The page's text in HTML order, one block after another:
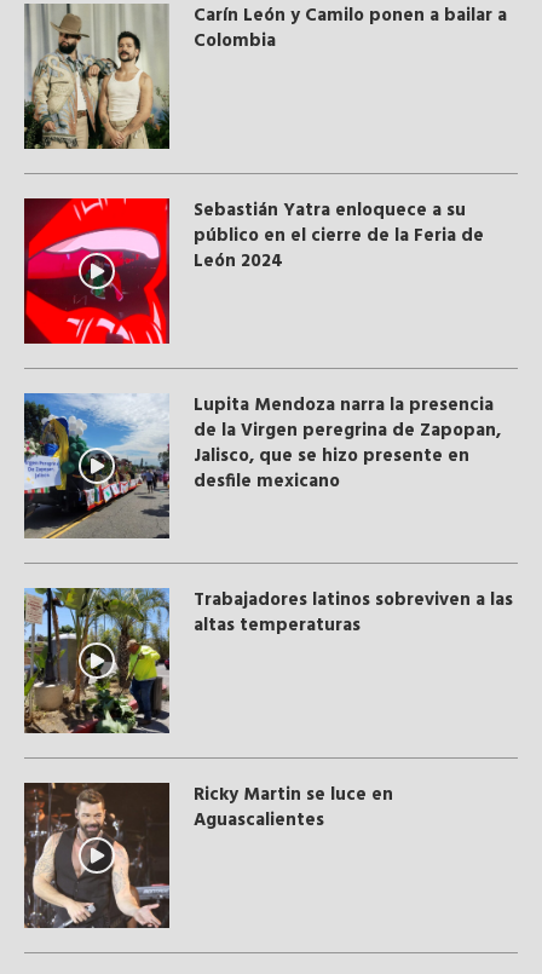
Carín León y Camilo ponen a bailar a
Colombia
Sebastián Yatra enloquece a su
público en el cierre de la Feria de
León 2024
Lupita Mendoza narra la presencia
de la Virgen peregrina de Zapopan,
Jalisco, que se hizo presente en
desfile mexicano
Trabajadores latinos sobreviven a las
altas temperaturas
Ricky Martin se luce en
Aguascalientes